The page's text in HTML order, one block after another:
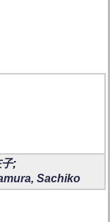
;
Sachiko